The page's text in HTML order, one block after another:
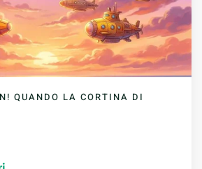
QUANDO LA CORTINA DI